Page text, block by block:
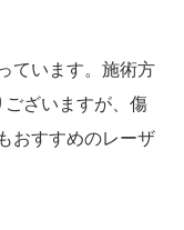
ています。施術方
ざいますが、傷
おすすめのレーザ